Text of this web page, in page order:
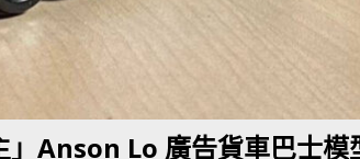
」Anson Lo 廣告貨車巴士模